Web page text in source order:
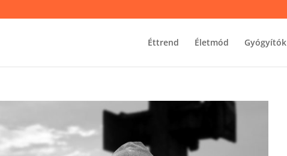
Éttrend Életmód Gyógyítók